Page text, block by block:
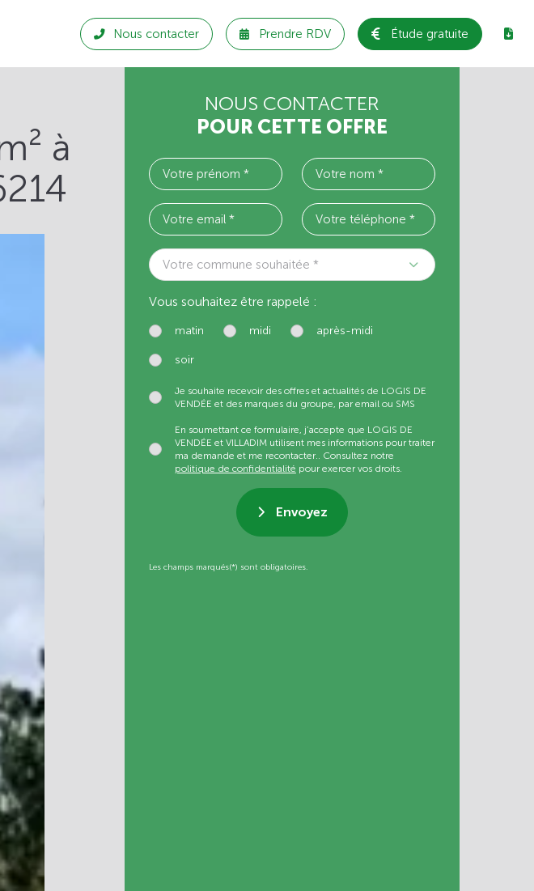
Nous contacter Prendre RDV Étude gratuite
à
NOUS CONTACTER
POUR CETTE OFFRE
Votre commune souhaitée *
Vous souhaitez être rappelé :
matin midi après-midi
soir
Je souhaite recevoir des offres et actualités de LOGIS DE
VENDÉE et des marques du groupe, par email ou SMS
En soumettant ce formulaire, j’accepte que LOGIS DE
VENDÉE et VILLADIM utilisent mes informations pour traiter
ma demande et me recontacter.. Consultez notre
politique de confidentialité pour exercer vos droits.
Envoyez
Les champs marqués(*) sont obligatoires.